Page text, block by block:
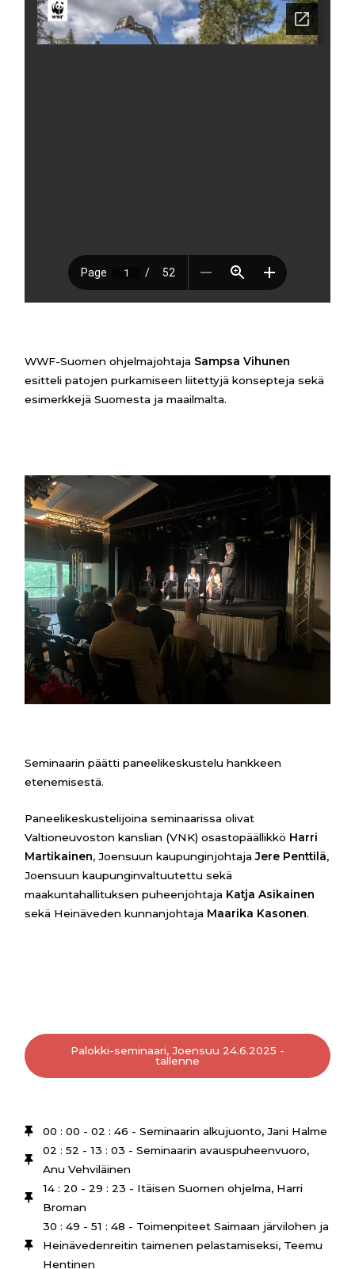
WWF-Suomen ohjelmajohtaja Sampsa Vihunen
esitteli patojen purkamiseen liitettyjä konsepteja sekä
esimerkkejä Suomesta ja maailmalta.
Seminaarin päätti paneelikeskustelu hankkeen
etenemisestä.
Paneelikeskustelijoina seminaarissa olivat
Valtioneuvoston kanslian (VNK) osastopäällikkö Harri
Martikainen, Joensuun kaupunginjohtajaJere Penttilä,
Joensuun kaupunginvaltuutettu sekä
maakuntahallituksen puheenjohtaja Katja Asikainen
sekä Heinäveden kunnanjohtaja Maarika Kasonen.
Palokki-seminaari, Joensuu 24.6.2025 -
tallenne
00 : 00 - 02 : 46 - Seminaarin alkujuonto, Jani Halme
02 : 52 - 13 : 03 - Seminaarin avauspuheenvuoro,
Anu Vehviläinen
14 : 20 - 29 : 23 - Itäisen Suomen ohjelma, Harri
Broman
30 : 49 - 51 : 48 - Toimenpiteet Saimaan järvilohen ja
Heinävedenreitin taimenen pelastamiseksi, Teemu
Hentinen